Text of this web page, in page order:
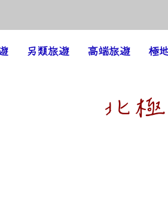
另類旅遊 高端旅遊 極
​北極